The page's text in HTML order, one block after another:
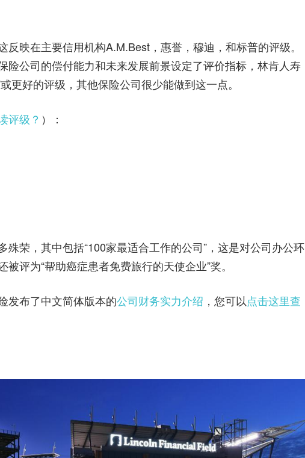
映在主要信用机构A.M.Best，惠誉，穆迪，和标普的评级。
险公司的偿付能力和未来发展前景设定了评价指标，林肯人寿
更好的评级，其他保险公司很少能做到这一点。
评级？ ）：
殊荣，其中包括“100家最适合工作的公司”，这是对公司办公环
评为“帮助癌症患者免费旅行的天使企业”奖。
发布了中文简体版本的公司财务实力介绍 ，您可以点击这里查